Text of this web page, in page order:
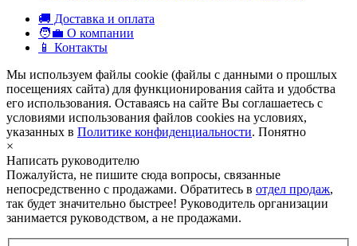
🚚 Доставка и оплата
🧑‍💼 О компании
📱 Контакты
Мы используем файлы cookie (файлы с данными о прошлых
посещениях сайта) для функционирования сайта и удобства
его использования. Оставаясь на сайте Вы соглашаетесь с
условиями использования файлов cookies на условиях,
указанных в Политике конфиденциальности. Понятно
×
Написать руководителю
Пожалуйста, не пишите сюда вопросы, связанные
непосредственно с продажами. Обратитесь в отдел продаж,
так будет значительно быстрее! Руководитель организации
занимается руководством, а не продажами.